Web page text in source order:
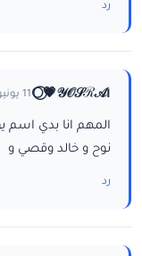
رد
ا𝒴𝒪𝒮ℛ𝒜💗⃝🌕 11 يونيو 2026
المهم انا بدي اسم
نوح و خالد وقصي و
رد